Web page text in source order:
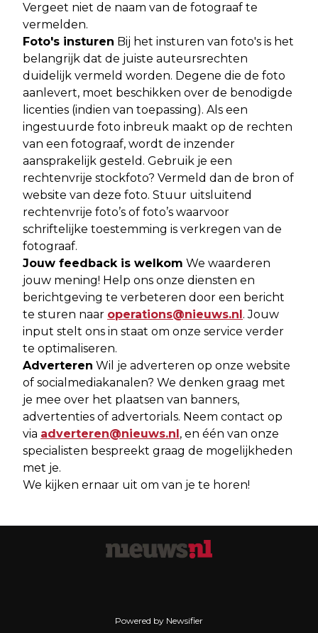
Vergeet niet de naam van de fotograaf te
vermelden.
Foto's insturen Bij het insturen van foto's is het
belangrijk dat de juiste auteursrechten
duidelijk vermeld worden. Degene die de foto
aanlevert, moet beschikken over de benodigde
licenties (indien van toepassing). Als een
ingestuurde foto inbreuk maakt op de rechten
van een fotograaf, wordt de inzender
aansprakelijk gesteld. Gebruik je een
rechtenvrije stockfoto? Vermeld dan de bron of
website van deze foto. Stuur uitsluitend
rechtenvrije foto’s of foto’s waarvoor
schriftelijke toestemming is verkregen van de
fotograaf.
Jouw feedback is welkom We waarderen
jouw mening! Help ons onze diensten en
berichtgeving te verbeteren door een bericht
te sturen naar operations@nieuws.nl. Jouw
input stelt ons in staat om onze service verder
te optimaliseren.
Adverteren Wil je adverteren op onze website
of socialmediakanalen? We denken graag met
je mee over het plaatsen van banners,
advertenties of advertorials. Neem contact op
via adverteren@nieuws.nl, en één van onze
specialisten bespreekt graag de mogelijkheden
met je.
We kijken ernaar uit om van je te horen!
Powered by Newsifier